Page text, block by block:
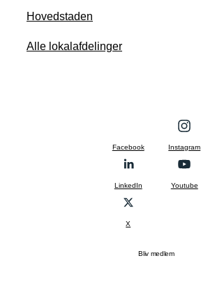
Hovedstaden
Alle lokalafdelinger
Facebook Instagram
LinkedIn Youtube
X
Bliv medlem